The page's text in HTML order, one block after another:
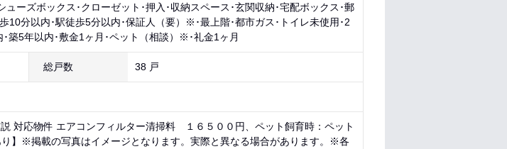
ーズボックス･クローゼット･押入･収納スペース･玄関収納･宅配ボックス･郵
10分以内･駅徒歩5分以内･保証人（要）※･最上階･都市ガス･トイレ未使用･2
築5年以内･敷金1ヶ月･ペット（相談）※･礼金1ヶ月
総戸数 38 戸
対応物件 エアコンフィルター清掃料 １６５００円、ペット飼育時：ペット
】※掲載の写真はイメージとなります。実際と異なる場合があります。※各